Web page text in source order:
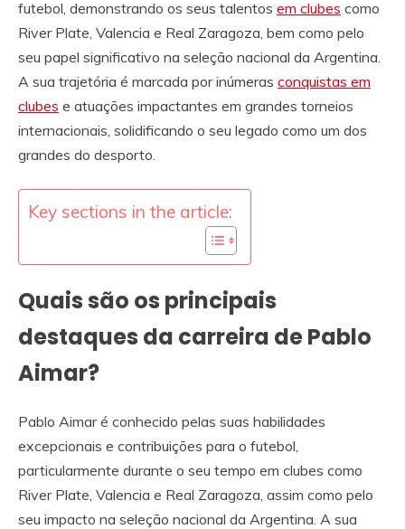
futebol, demonstrando os seus talentos em clubes como
River Plate, Valencia e Real Zaragoza, bem como pelo
seu papel significativo na seleção nacional da Argentina.
A sua trajetória é marcada por inúmeras conquistas em
clubes e atuações impactantes em grandes torneios
internacionais, solidificando o seu legado como um dos
grandes do desporto.
Key sections in the article:
Quais são os principais
destaques da carreira de Pablo
Aimar?
Pablo Aimar é conhecido pelas suas habilidades
excepcionais e contribuições para o futebol,
particularmente durante o seu tempo em clubes como
River Plate, Valencia e Real Zaragoza, assim como pelo
seu impacto na seleção nacional da Argentina. A sua